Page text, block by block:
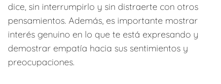
dice, sin interrumpirlo y sin distraerte con otros
pensamientos. Además, es importante mostrar
interés genuino en lo que te está expresando y
demostrar empatía hacia sus sentimientos y
preocupaciones.